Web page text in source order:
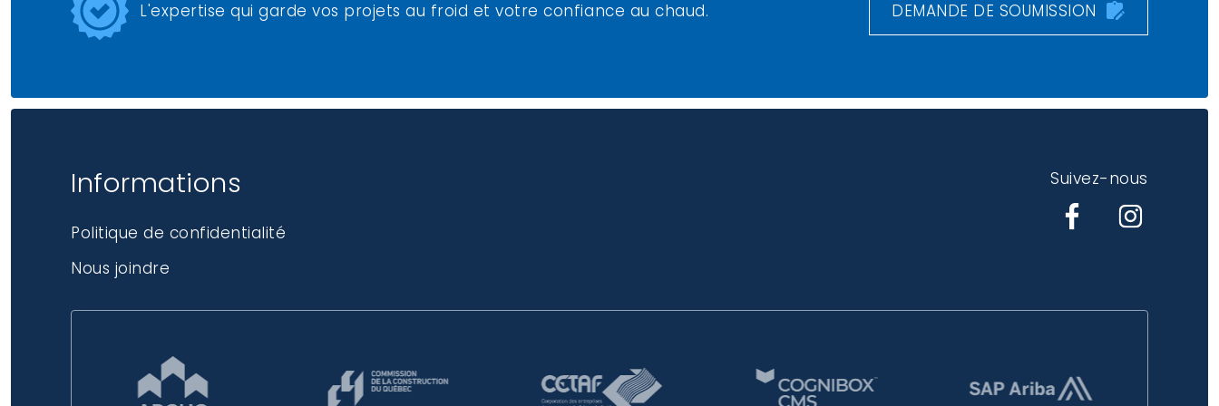
L'expertise qui garde vos projets au froid et votre confiance au chaud. DEMANDE DE SOUMISSION
Informations
Politique de confidentialité
Nous joindre
Suivez-nous